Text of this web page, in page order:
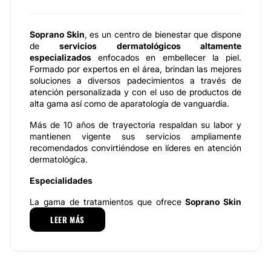
Soprano Skin, es un centro de bienestar que dispone
deservicios dermatológicos altamente
especializados enfocados en embellecer la piel.
Formado por expertos en el área, brindan las mejores
soluciones a diversos padecimientos a través de
atención personalizada y con el uso de productos de
alta gama así como de aparatología de vanguardia.
Más de 10 años de trayectoria respaldan su labor y
mantienen vigente sus servicios ampliamente
recomendados convirtiéndose en líderes en atención
dermatológica.
Especialidades
La gama de tratamientos que ofrece Soprano Skin
para el cuidado de la piel son:rejuvenecimiento facial
con toxina botulínica y rellenos de ácido hialurónico,
LEER MÁS